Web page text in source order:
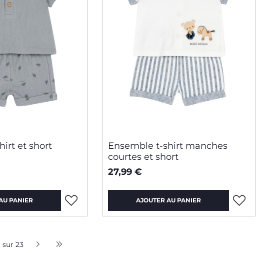
et short
PANIER
Ensemble t-shirt manches
courtes et short
27,99 €
AJOUTER AU PANIER
sur 23